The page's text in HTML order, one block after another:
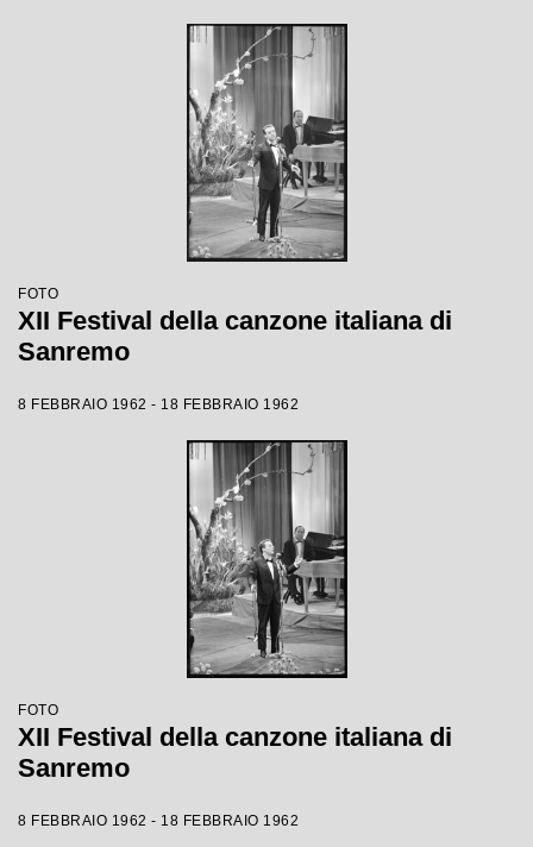
FOTO
XII Festival della canzone italiana di
Sanremo
8 FEBBRAIO 1962 - 18 FEBBRAIO 1962
FOTO
XII Festival della canzone italiana di
Sanremo
8 FEBBRAIO 1962 - 18 FEBBRAIO 1962